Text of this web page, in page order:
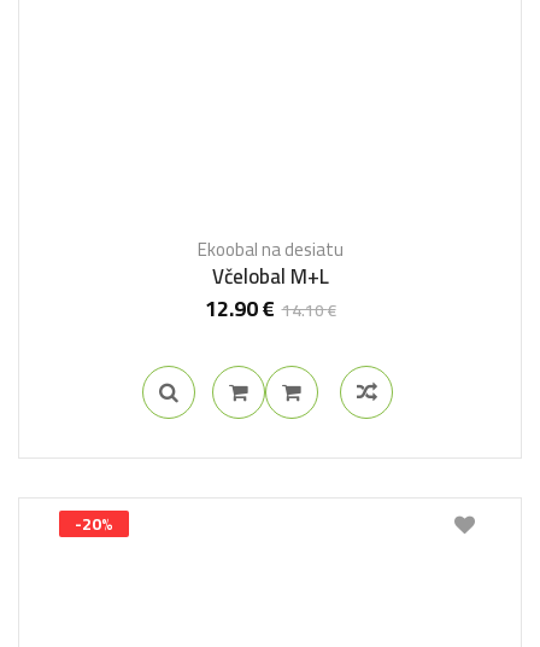
Ekoobal na desiatu
Včelobal M+L
14.10€
12.90€
-20%